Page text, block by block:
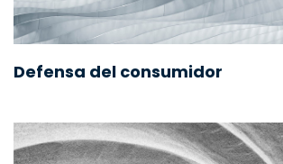
Defensa del consumidor